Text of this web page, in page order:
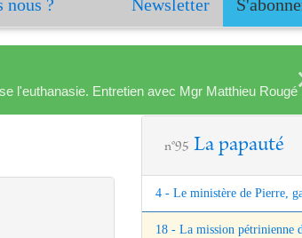
nous ? Newsletter
l'euthanasie. Entretien avec Mgr Matthieu Rougé
n°95 La papauté
4 - Le ministère de Pierre,
18 - La mission pétrinienne